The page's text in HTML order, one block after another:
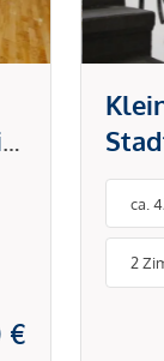
€
ca.
2